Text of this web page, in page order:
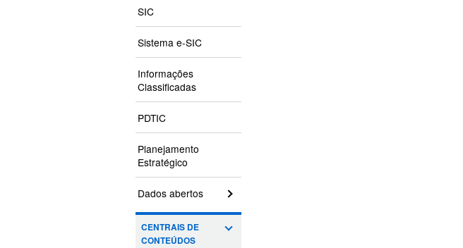
SIC
Sistema e-SIC
Informações
Classificadas
PDTIC
Planejamento
Estratégico
Dados abertos
CENTRAIS DE
CONTEÚDOS